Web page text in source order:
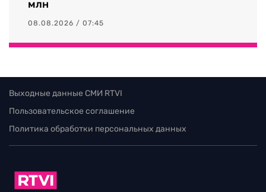
млн
08.08.2026 / 07:45
Выходные данные СМИ RTVI
Пользовательское соглашение
Политика обработки персональных данных